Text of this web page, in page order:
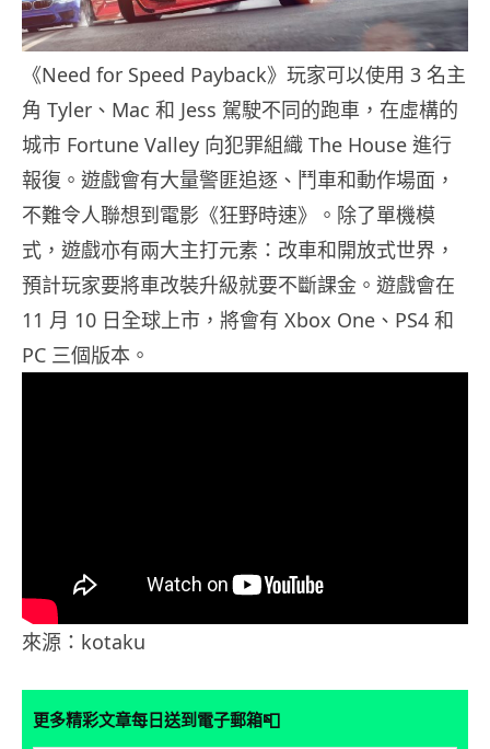
《Need for Speed Payback》玩家可以使用 3 名主
角 Tyler、Mac 和 Jess 駕駛不同的跑車，在虛構的
城市 Fortune Valley 向犯罪組織 The House 進行
報復。遊戲會有大量警匪追逐、鬥車和動作場面，
不難令人聯想到電影《狂野時速》。除了單機模
式，遊戲亦有兩大主打元素：改車和開放式世界，
預計玩家要將車改裝升級就要不斷課金。遊戲會在
11 月 10 日全球上市，將會有 Xbox One、PS4 和
PC 三個版本。
來源：kotaku
更多精彩文章每日送到電子郵箱📮